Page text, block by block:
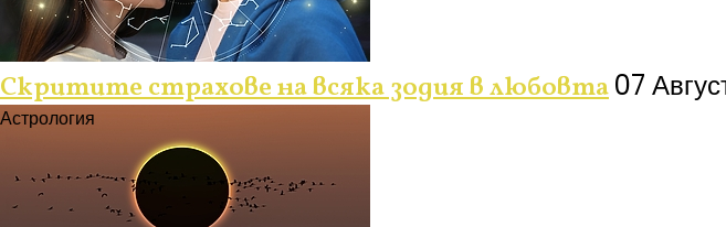
Скритите страхове на всяка зодия в любовта07
Астрология